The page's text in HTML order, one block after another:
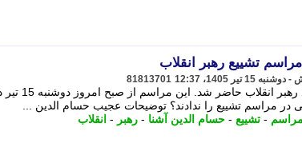
مراسم تشییع رهبر انقلاب
81813701
رییس جمهور
در مراسم تشییع را ندادند؟ توضیحات عجیب حسام الدین ...
مراسم - تشییع - حسام الدین آشنا - رهبر - انقلاب